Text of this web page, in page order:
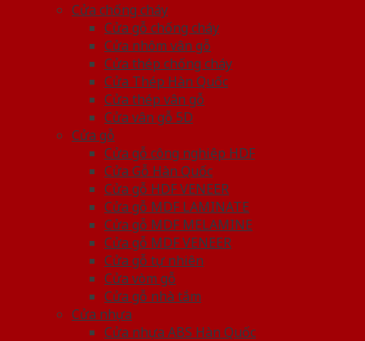
Cửa chống cháy
Cửa gỗ chống cháy
Cửa nhôm vân gỗ
Cửa thép chống cháy
Cửa Thép Hàn Quốc
Cửa thép vân gỗ
Cửa vân gỗ 5D
Cửa gỗ
Cửa gỗ công nghiệp HDF
Cửa Gỗ Hàn Quốc
Cửa gỗ HDF VENEER
Cửa gỗ MDF LAMINATE
Cửa gỗ MDF MELAMINE
Cửa gỗ MDF VENEER
Cửa gỗ tự nhiên
Cửa vòm gỗ
Cửa gỗ nhà tắm
Cửa nhựa
Cửa nhựa ABS Hàn Quốc